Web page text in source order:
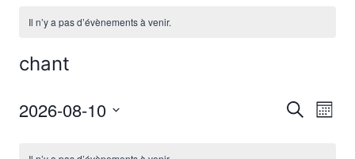
Il n’y a pas d’évènements à venir.
chant
Recherche
Mois
2026-08-10
une
Calendrier